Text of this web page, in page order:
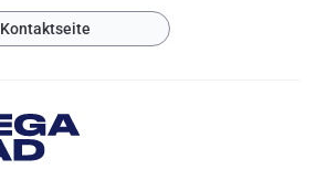
Kontaktseite